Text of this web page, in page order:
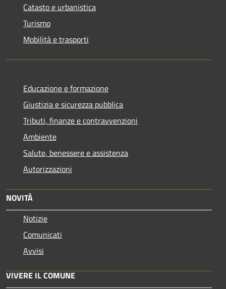
Catasto e urbanistica
Turismo
Mobilità e trasporti
Educazione e formazione
Giustizia e sicurezza pubblica
Tributi, finanze e contravvenzioni
Ambiente
Salute, benessere e assistenza
Autorizzazioni
NOVITÀ
Notizie
Comunicati
Avvisi
VIVERE IL COMUNE